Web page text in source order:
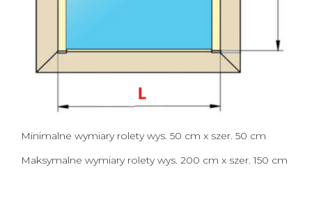
Minimalne wymiary rolety wys. 50 cm x szer. 50 cm
Maksymalne wymiary rolety wys. 200 cm x szer. 150 cm